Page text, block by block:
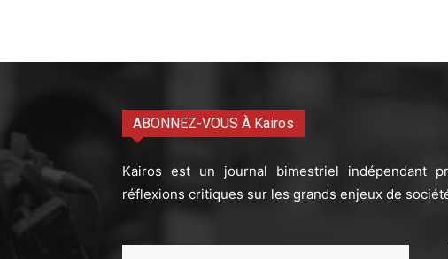
ABONNEZ-VOUS À Kairos
Kairos est un journal bimestriel indépendant
réflexions critiques sur les grands enjeux de